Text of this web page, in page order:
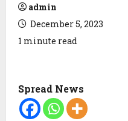
admin
December 5, 2023
1 minute read
Spread News